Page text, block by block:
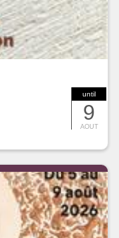
until
9
AOUT